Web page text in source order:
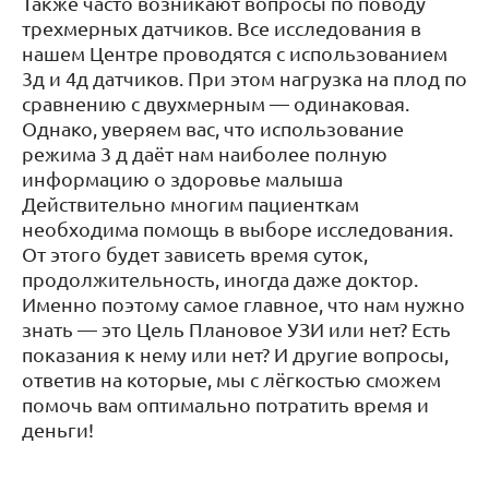
трехмерных датчиков. Все исследования в
нашем Центре проводятся с использованием
3д и 4д датчиков. При этом нагрузка на плод по
сравнению с двухмерным — одинаковая.
Однако, уверяем вас, что использование
режима 3 д даёт нам наиболее полную
информацию о здоровье малыша
Действительно многим пациенткам
необходима помощь в выборе исследования.
От этого будет зависеть время суток,
продолжительность, иногда даже доктор.
Именно поэтому самое главное, что нам нужно
знать — это Цель Плановое УЗИ или нет? Есть
показания к нему или нет? И другие вопросы,
ответив на которые, мы с лёгкостью сможем
помочь вам оптимально потратить время и
деньги!